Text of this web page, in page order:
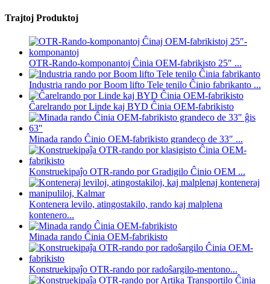
Trajtoj Produktoj
OTR-Rando-komponantoj Ĉinia OEM-fabrikisto 25″ ...
Industria rando por Boom lifto Tele tenilo Ĉinio fabrikanto ...
Ĉarelrando por Linde kaj BYD Ĉinia OEM-fabrikisto
Minada rando Ĉinio OEM-fabrikisto grandeco de 33″ ...
Konstruekipaĵo OTR-rando por Gradigilo Ĉinio OEM ...
Kontenera levilo, atingostakilo, rando kaj malplena
kontenero...
Minada rando Ĉinia OEM-fabrikisto
Konstruekipaĵo OTR-rando por radoŝargilo-mentono...